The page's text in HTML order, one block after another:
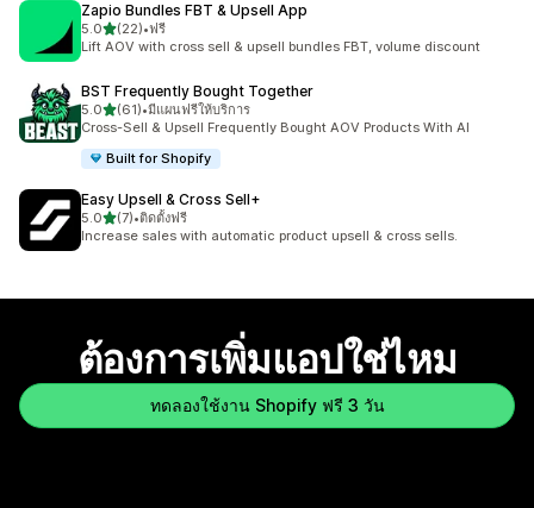
Zapio Bundles FBT & Upsell App
5.0เต็ม 5 ดาว
(22)
ทั้งหมด 22 รีวิว
•ฟรี
Lift AOV with cross sell & upsell bundles FBT, volume discount
BST Frequently Bought Together
5.0เต็ม 5 ดาว
(61)
ทั้งหมด 61 รีวิว
•มีแผนฟรีให้บริการ
Cross-Sell & Upsell Frequently Bought AOV Products With AI
Built for Shopify
Easy Upsell & Cross Sell+
5.0เต็ม 5 ดาว
(7)
ทั้งหมด 7 รีวิว
•ติดตั้งฟรี
Increase sales with automatic product upsell & cross sells.
ต้องการเพิ่มแอปใช่ไหม
ทดลองใช้งาน Shopify ฟรี 3 วัน